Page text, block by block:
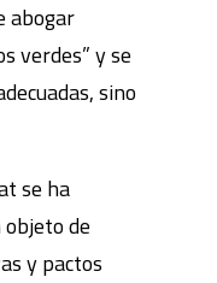
abogar
verdes” y se
sino
se ha
de
y pactos